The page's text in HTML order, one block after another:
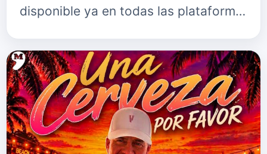
disponible ya en todas las plataform…